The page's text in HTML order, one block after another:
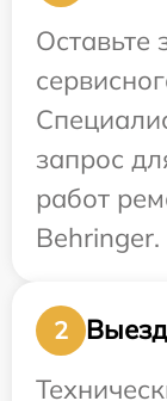
Оставьте
запрос
работ
Behringer.
2